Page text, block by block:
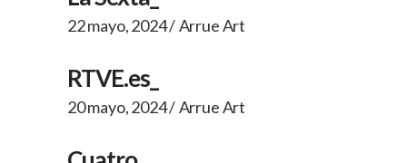
22 mayo, 2024 Arrue Art
RTVE.es_
20 mayo, 2024 Arrue Art